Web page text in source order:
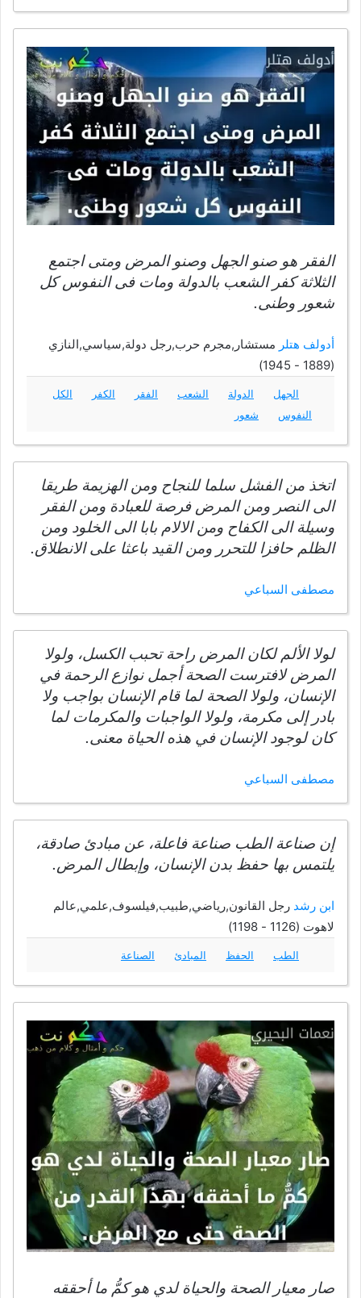
الفقر هو صنو الجهل وصنو المرض ومتى اجتمع
الثلاثة كفر الشعب بالدولة ومات فى النفوس كل
شعور وطنى.
أدولف هتلر مستشار,مجرم حرب,رجل دولة,سياسي,النازي
(1889 - 1945)
الجهل الدولة الشعب الفقر الكفر
الكل
النفوس
شعور
اتخذ من الفشل سلما للنجاح ومن الهزيمة طريقا
الى النصر ومن المرض فرصة للعبادة ومن الفقر
وسيلة الى الكفاح ومن الالام بابا الى الخلود ومن
الظلم حافزا للتحرر ومن القيد باعثا على الانطلاق.
مصطفى السباعي
لولا الألم لكان المرض راحة تحبب الكسل، ولولا
المرض لافترست الصحة أجمل نوازع الرحمة في
الإنسان، ولولا الصحة لما قام الإنسان بواجب ولا
بادر إلى مكرمة، ولولا الواجبات والمكرمات لما
كان لوجود الإنسان في هذه الحياة معنى.
مصطفى السباعي
إن صناعة الطب صناعة فاعلة، عن مبادئ صادقة،
يلتمس بها حفظ بدن الإنسان، وإبطال المرض.
ابن رشد رجل القانون,رياضي,طبيب,فيلسوف,علمي,عالم
لاهوت (1126 - 1198)
الطب الحفظ المبادئ الصناعة
صار معيار الصحة والحياة لدي هو كمُّ ما أحققه